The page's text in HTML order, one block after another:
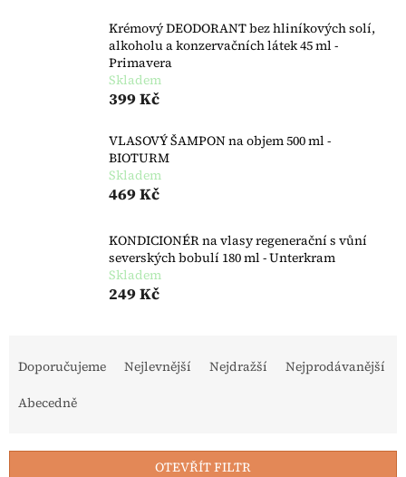
Krémový DEODORANT bez hliníkových solí,
alkoholu a konzervačních látek 45 ml -
Primavera
Skladem
399 Kč
VLASOVÝ ŠAMPON na objem 500 ml -
BIOTURM
Skladem
469 Kč
KONDICIONÉR na vlasy regenerační s vůní
severských bobulí 180 ml - Unterkram
Skladem
249 Kč
Doporučujeme Nejlevnější Nejdražší
Nejprodávanější
Abecedně
OTEVŘÍT FILTR